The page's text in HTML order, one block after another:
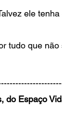
ele
tudo que não
do Espaço